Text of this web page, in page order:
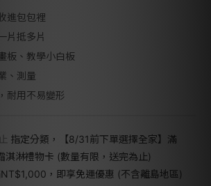
進包包裡
片抵多片
板、教學小白板
、測量
耐用不易變形
指定分類，【8/31前下單選擇全家】滿
淋禮物卡 (數量有限，送完為止)
，即享免運優惠 (不含離島地區)